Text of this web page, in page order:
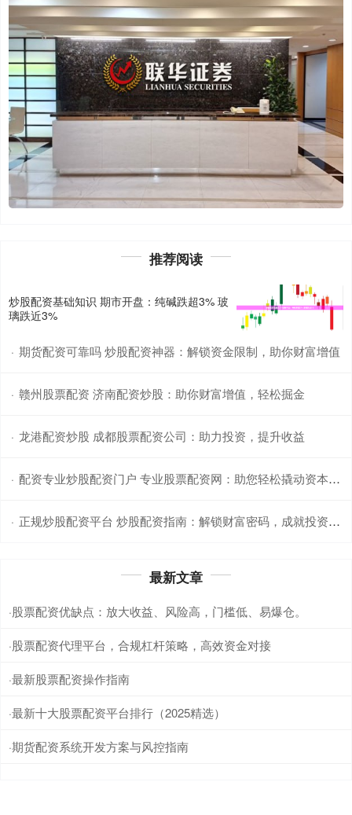
推荐阅读
炒股配资基础知识 期市开盘：纯碱跌超3% 玻
璃跌近3%
· 期货配资可靠吗 炒股配资神器：解锁资金限制，助你财富增值
· 赣州股票配资 济南配资炒股：助你财富增值，轻松掘金
· 龙港配资炒股 成都股票配资公司：助力投资，提升收益
· 配资专业炒股配资门户 专业股票配资网：助您轻松撬动资本杠杆
· 正规炒股配资平台 炒股配资指南：解锁财富密码，成就投资梦想
最新文章
·股票配资优缺点：放大收益、风险高，门槛低、易爆仓。
·股票配资代理平台，合规杠杆策略，高效资金对接
·最新股票配资操作指南
·最新十大股票配资平台排行（2025精选）
·期货配资系统开发方案与风控指南